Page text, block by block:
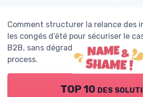
Comment structurer la relance des
les congés d’été pour sécuriser le
B2B, sans dégrader la relation
process.
TOP 10 des